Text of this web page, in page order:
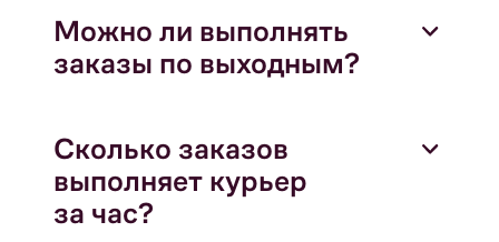
Можно ли выполнять
заказы по выходным?
Сколько заказов
выполняет курьер
за час?